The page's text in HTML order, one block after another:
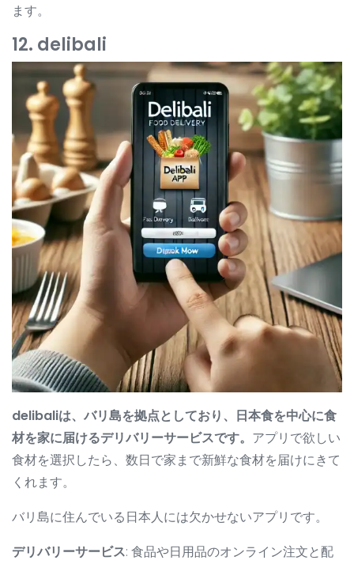
ます。
12. delibali
delibaliは、バリ島を拠点としており、日本食を中心に食
材を家に届けるデリバリーサービスです。 アプリで欲しい
食材を選択したら、数日で家まで新鮮な食材を届けにきて
くれます。
バリ島に住んでいる日本人には欠かせないアプリです。
デリバリーサービス: 食品や日用品のオンライン注文と配